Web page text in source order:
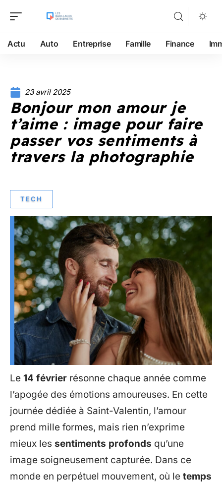
Actu Auto Entreprise Famille Finance
23 avril 2025
Bonjour mon amour je
t’aime : image pour faire
passer vos sentiments à
travers la photographie
TECH
Le 14 février résonne chaque année comme
l’apogée des émotions amoureuses. En cette
journée dédiée à Saint-Valentin, l’amour
prend mille formes, mais rien n’exprime
mieux les sentiments profonds qu’une
image soigneusement capturée. Dans ce
monde en perpétuel mouvement, où le temps